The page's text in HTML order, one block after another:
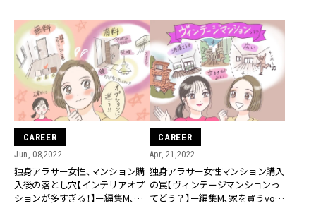
CAREER
Jun, 08,2022
独身アラサー女性、マンション購
入後の落とし穴【インテリアオプ
ションが多すぎる！】ー編集M、家
CAREER
Apr, 21,2022
独身アラサー女性マンション購入
の罠【ヴィンテージマンションっ
てどう？】ー編集M、家を買うvol.6